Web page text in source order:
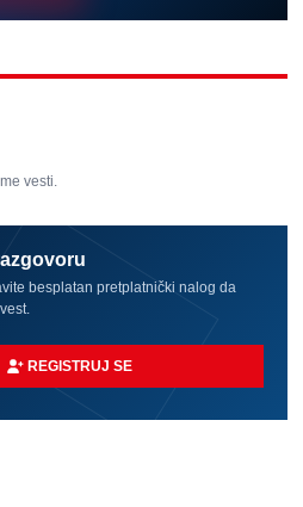
vesti.
besplatan pretplatnički nalog da
REGISTRUJ SE